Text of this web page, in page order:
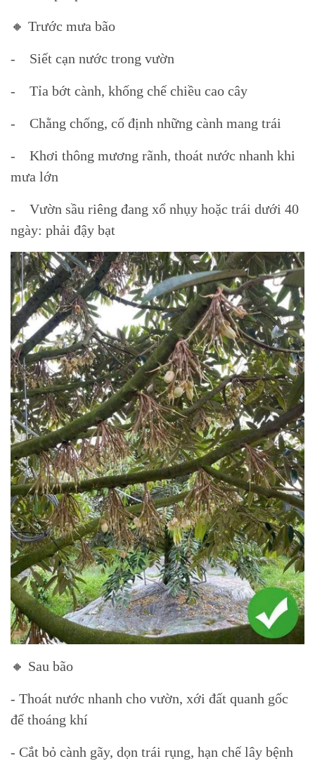
🔸 Trước mưa bão
- Siết cạn nước trong vườn
- Tỉa bớt cành, khống chế chiều cao cây
- Chằng chống, cố định những cành mang trái
- Khơi thông mương rãnh, thoát nước nhanh khi
mưa lớn
- Vườn sầu riêng đang xổ nhụy hoặc trái dưới 40
ngày: phải đậy bạt
🔸 Sau bão
- Thoát nước nhanh cho vườn, xới đất quanh gốc
để thoáng khí
- Cắt bỏ cành gãy, dọn trái rụng, hạn chế lây bệnh